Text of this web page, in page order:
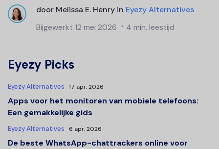
door Melissa E. Henry in Eyezy Alternatives
Bijgewerkt 12 mei 2026 4 min. leestijd
Eyezy Picks
Eyezy Alternatives 17 apr, 2026
Apps voor het monitoren van mobiele telefoons:
Een gemakkelijke gids
Eyezy Alternatives 6 apr, 2026
De beste WhatsApp-chattrackers online voor